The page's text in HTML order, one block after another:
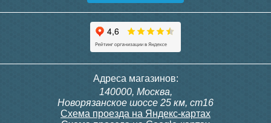
Адреса магазинов:
140000, Москва,
Новорязанское шоссе 25 км, ст16
Схема проезда на Яндекс-картах